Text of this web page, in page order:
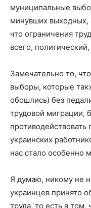
муниципальные
минувших выходных,
что ограничения
всего,
Замечательно то,
выборы, которые
обошлись) без
трудовой миграции,
украинских
нас стало особенно
Я думаю, никому не
украинцев принято
труда, то есть в том,